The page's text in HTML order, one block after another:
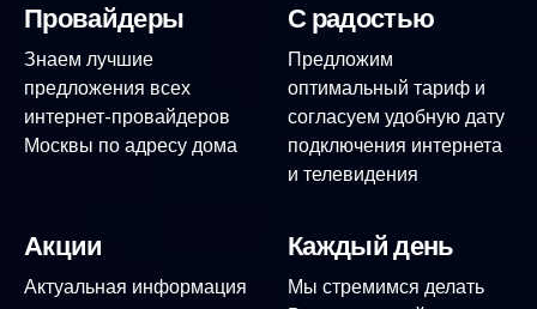
Провайдеры
Знаем лучшие
предложения всех
интернет-провайдеров
Москвы по адресу дома
С радостью
Предложим
оптимальный тариф и
согласуем удобную дату
подключения интернета
и телевидения
Акции
Актуальная информация
Каждый день
Мы стремимся делать